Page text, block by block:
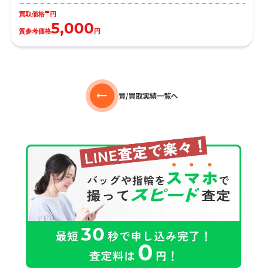
買取価格- 円
質参考価格5,000 円
質/買取実績一覧へ